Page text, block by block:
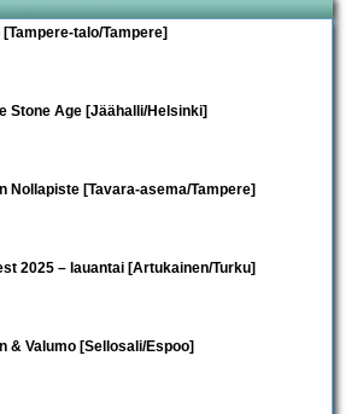
talo/Tampere]
Stone Age [Jäähalli/Helsinki]
Nollapiste [Tavara-asema/Tampere]
2025 – lauantai [Artukainen/Turku]
& Valumo [Sellosali/Espoo]